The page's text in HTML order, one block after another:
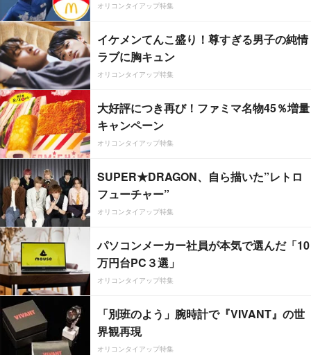
オリコンタイアップ特集
イケメンてんこ盛り！尊すぎる男子の純情
ラブに胸キュン
オリコンタイアップ特集
大好評につき再び！ファミマ名物45％増量
キャンペーン
オリコンタイアップ特集
SUPER★DRAGON、自ら描いた”レトロ
フューチャー”
オリコンタイアップ特集
パソコンメーカー社員が本気で選んだ「10
万円台PC３選」
オリコンタイアップ特集
「別班のよう」腕時計で『VIVANT』の世
界観再現
オリコンタイアップ特集